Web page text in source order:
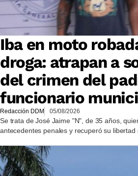
Iba en moto
droga: atrapan a
del crimen del
funcionario
Redacción DDM 05/08/2026
Se trata de José Jaime "N", de 35 años,
antecedentes penales y recuperó su libertad